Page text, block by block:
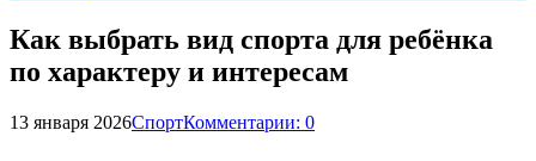
Как выбрать вид спорта для ребёнка
по характеру и интересам
13 января 2026СпортКомментарии: 0